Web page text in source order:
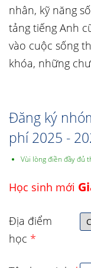
nhân, kỹ năng
tảng tiếng Anh
vào cuộc sống
khóa, những
Đăng ký
phí 2025 -
Vùi lòng điền đầy đủ
Học sinh mới
Địa điểm
học *